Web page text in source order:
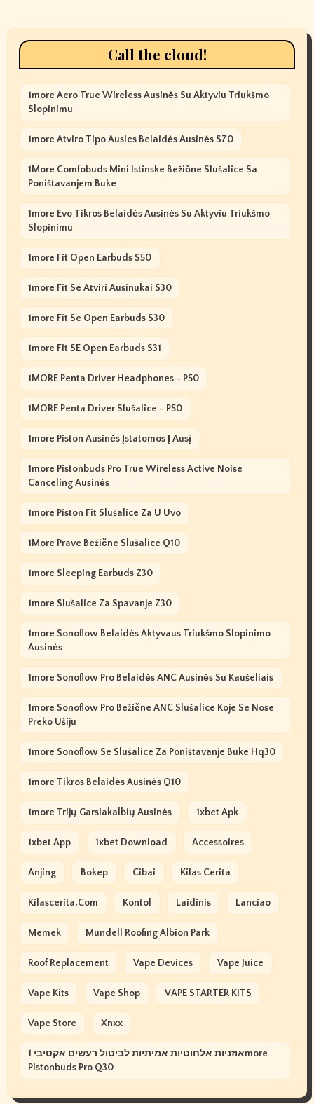
Call the cloud!
1more Aero True Wireless Ausinės Su Aktyviu Triukšmo
Slopinimu
1more Atviro Tipo Ausies Belaidės Ausinės S70
1More Comfobuds Mini Istinske Bežične Slušalice Sa
Poništavanjem Buke
1more Evo Tikros Belaidės Ausinės Su Aktyviu Triukšmo
Slopinimu
1more Fit Open Earbuds S50
1more Fit Se Atviri Ausinukai S30
1more Fit Se Open Earbuds S30
1more Fit SE Open Earbuds S31
1MORE Penta Driver Headphones - P50
1MORE Penta Driver Slušalice - P50
1more Piston Ausinės Įstatomos Į Ausį
1more Pistonbuds Pro True Wireless Active Noise
Canceling Ausinės
1more Piston Fit Slušalice Za U Uvo
1More Prave Bežične Slušalice Q10
1more Sleeping Earbuds Z30
1more Slušalice Za Spavanje Z30
1more Sonoflow Belaidės Aktyvaus Triukšmo Slopinimo
Ausinės
1more Sonoflow Pro Belaidės ANC Ausinės Su Kaušeliais
1more Sonoflow Pro Bežične ANC Slušalice Koje Se Nose
Preko Ušiju
1more Sonoflow Se Slušalice Za Poništavanje Buke Hq30
1more Tikros Belaidės Ausinės Q10
1more Trijų Garsiakalbių Ausinės 1xbet Apk
1xbet App 1xbet Download Accessoires
Anjing Bokep Cibai Kilas Cerita
Kilascerita.com Kontol Laidinis Lanciao
Memek Mundell Roofing Albion Park
Roof Replacement Vape Devices Vape Juice
Vape Kits Vape Shop VAPE STARTER KITS
Vape Store Xnxx
אוזניות אלחוטיות אמיתיות לביטול רעשים אקטיבי 1more
Pistonbuds Pro Q30